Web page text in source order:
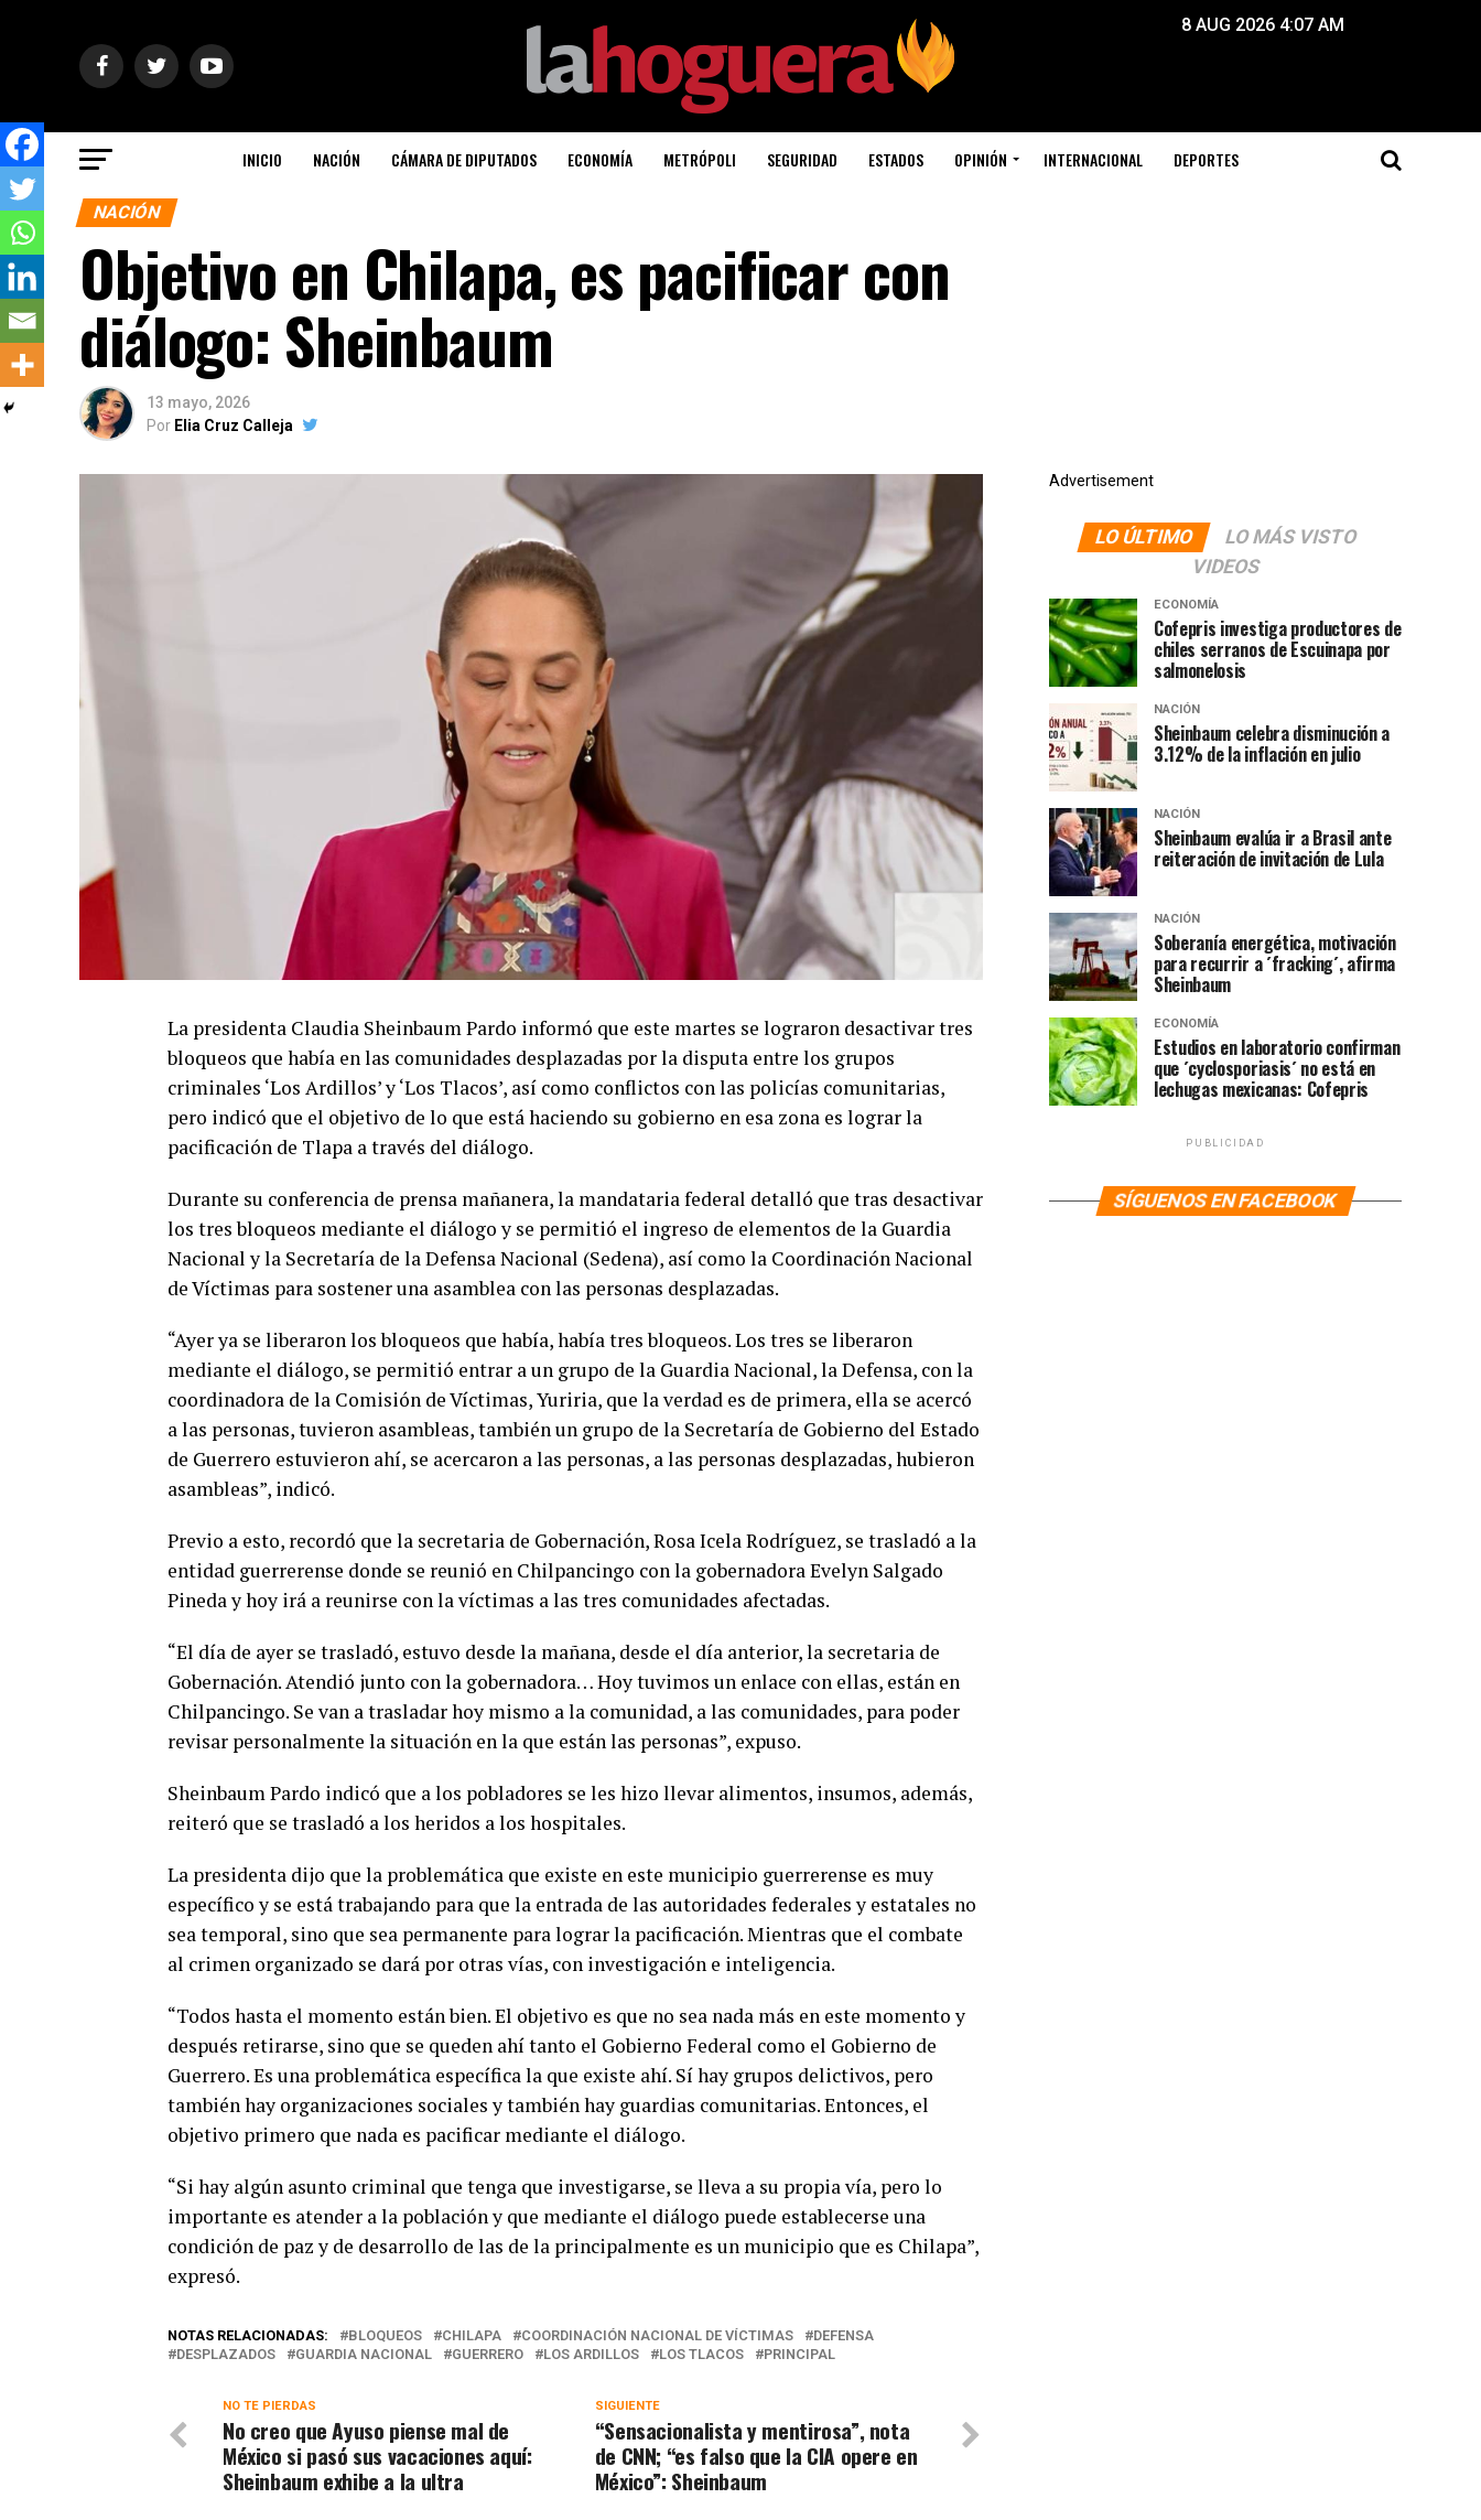
8 AUG 2026 4:07 AM
INICIO NACIÓN CÁMARA DE DIPUTADOS ECONOMÍA METRÓPOLI SEGURIDAD ESTADOS OPINIÓN INTERNACIONAL DEPORTES
NACIÓN
Objetivo en Chilapa, es pacificar con
diálogo: Sheinbaum
13 mayo, 2026
Por Elia Cruz Calleja
La presidenta Claudia Sheinbaum Pardo informó que este martes se lograron desactivar tres
bloqueos que había en las comunidades desplazadas por la disputa entre los grupos
criminales ‘Los Ardillos’ y ‘Los Tlacos’, así como conflictos con las policías comunitarias,
pero indicó que el objetivo de lo que está haciendo su gobierno en esa zona es lograr la
pacificación de Tlapa a través del diálogo.
Durante su conferencia de prensa mañanera, la mandataria federal detalló que tras desactivar
los tres bloqueos mediante el diálogo y se permitió el ingreso de elementos de la Guardia
Nacional y la Secretaría de la Defensa Nacional (Sedena), así como la Coordinación Nacional
de Víctimas para sostener una asamblea con las personas desplazadas.
“Ayer ya se liberaron los bloqueos que había, había tres bloqueos. Los tres se liberaron
mediante el diálogo, se permitió entrar a un grupo de la Guardia Nacional, la Defensa, con la
coordinadora de la Comisión de Víctimas, Yuriria, que la verdad es de primera, ella se acercó
a las personas, tuvieron asambleas, también un grupo de la Secretaría de Gobierno del Estado
de Guerrero estuvieron ahí, se acercaron a las personas, a las personas desplazadas, hubieron
asambleas”, indicó.
Previo a esto, recordó que la secretaria de Gobernación, Rosa Icela Rodríguez, se trasladó a la
entidad guerrerense donde se reunió en Chilpancingo con la gobernadora Evelyn Salgado
Pineda y hoy irá a reunirse con la víctimas a las tres comunidades afectadas.
“El día de ayer se trasladó, estuvo desde la mañana, desde el día anterior, la secretaria de
Gobernación. Atendió junto con la gobernadora… Hoy tuvimos un enlace con ellas, están en
Chilpancingo. Se van a trasladar hoy mismo a la comunidad, a las comunidades, para poder
revisar personalmente la situación en la que están las personas”, expuso.
Sheinbaum Pardo indicó que a los pobladores se les hizo llevar alimentos, insumos, además,
reiteró que se trasladó a los heridos a los hospitales.
La presidenta dijo que la problemática que existe en este municipio guerrerense es muy
específico y se está trabajando para que la entrada de las autoridades federales y estatales no
sea temporal, sino que sea permanente para lograr la pacificación. Mientras que el combate
al crimen organizado se dará por otras vías, con investigación e inteligencia.
“Todos hasta el momento están bien. El objetivo es que no sea nada más en este momento y
después retirarse, sino que se queden ahí tanto el Gobierno Federal como el Gobierno de
Guerrero. Es una problemática específica la que existe ahí. Sí hay grupos delictivos, pero
también hay organizaciones sociales y también hay guardias comunitarias. Entonces, el
objetivo primero que nada es pacificar mediante el diálogo.
“Si hay algún asunto criminal que tenga que investigarse, se lleva a su propia vía, pero lo
importante es atender a la población y que mediante el diálogo puede establecerse una
condición de paz y de desarrollo de las de la principalmente es un municipio que es Chilapa”,
expresó.
NOTAS RELACIONADAS: BLOQUEOS CHILAPA COORDINACIÓN NACIONAL DE VÍCTIMAS
DEFENSA
DESPLAZADOS
GUARDIA NACIONAL GUERRERO LOS ARDILLOS LOS TLACOS PRINCIPAL
SIGUIENTE
“Sensacionalista y mentirosa”, nota
de CNN; “es falso que la CIA opere en
México”: Sheinbaum
NO TE PIERDAS
No creo que Ayuso piense mal de
México si pasó sus vacaciones aquí:
Sheinbaum exhibe a la ultra
Advertisement
LO ÚLTIMO
LO MÁS VISTO
VIDEOS
ECONOMÍA
Cofepris investiga productores de
chiles serranos de Escuinapa por
salmonelosis
NACIÓN
Sheinbaum celebra disminución a
3.12% de la inflación en julio
NACIÓN
Sheinbaum evalúa ir a Brasil ante
reiteración de invitación de Lula
NACIÓN
Soberanía energética, motivación
para recurrir a ´fracking´, afirma
Sheinbaum
ECONOMÍA
Estudios en laboratorio confirman
que ´cyclosporiasis´ no está en
lechugas mexicanas: Cofepris
PUBLICIDAD
SÍGUENOS EN FACEBOOK